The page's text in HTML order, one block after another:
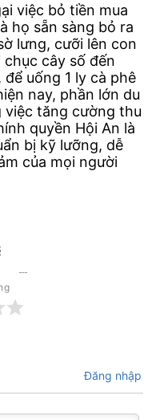
việc bỏ tiền mua
họ sẵn sàng bỏ ra
lưng, cưỡi lên con
cây số đến
uống 1 ly cà phê
nay, phần lớn du
việc tăng cường thu
quyền Hội An là
bị kỹ lưỡng, dễ
của mọi người
Đăng nhập